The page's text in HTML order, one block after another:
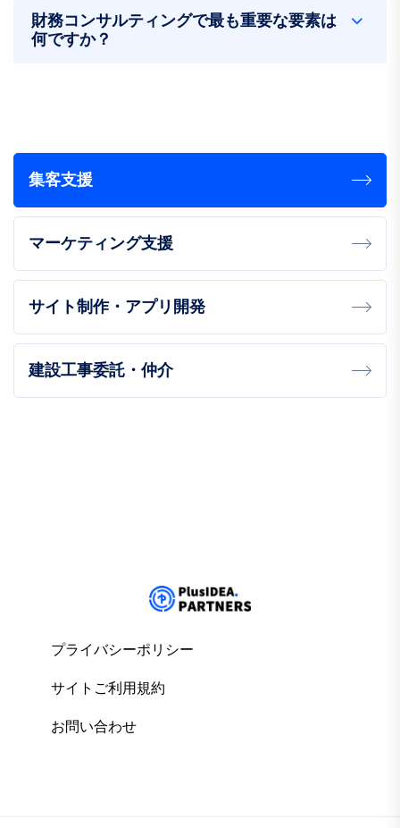
財務コンサルティングで最も重要な要素は
何ですか？
集客支援
マーケティング支援
サイト制作・アプリ開発
建設工事委託・仲介
プライバシーポリシー
サイトご利用規約
お問い合わせ